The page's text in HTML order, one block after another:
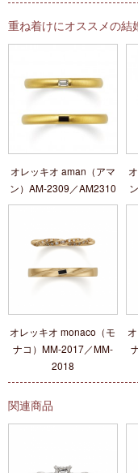
重ね着けにオススメの結
オレッキオ aman（アマ
ン）AM‐2309／AM2310
オレッキオ monaco（モ
ナコ）MM‐2017／MM‐
2018
関連商品